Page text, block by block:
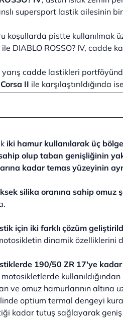
supersport lastik ailesinin
koşullarda pistte kullanılmak
DIABLO ROSSO? IV, cadde
cadde lastikleri
II ile karşılaştırıldığında
iki hamur kullanılarak üç
olup taban genişliğinin
kadar temas yüzeyinin
silika oranına sahip
için iki farklı çözüm
dinamik özelliklerini
190/50 ZR 17'ye
motosikletlerde
ve omuz hamurlarının altına
optium termal dengeyi
kadar tutuş sağlayarak geniş